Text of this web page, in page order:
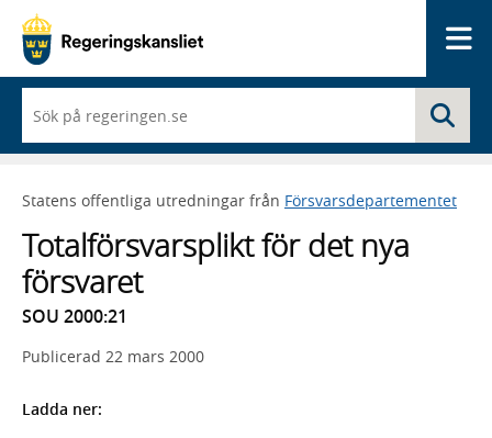
du
börjar
skriva
framträder
lista
med
sökförslag
Statens offentliga utredningar från Försvarsdepartementet
Totalförsvarsplikt för det nya
försvaret
SOU 2000:21
Publicerad 22 mars 2000
Ladda ner: